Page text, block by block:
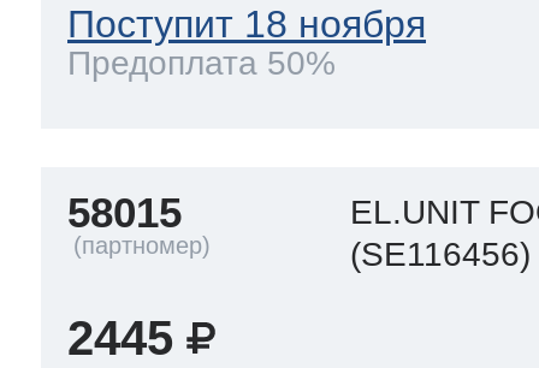
Поступит 18 ноября
Предоплата 50%
58015
EL.UNIT
(SE116456)
2445